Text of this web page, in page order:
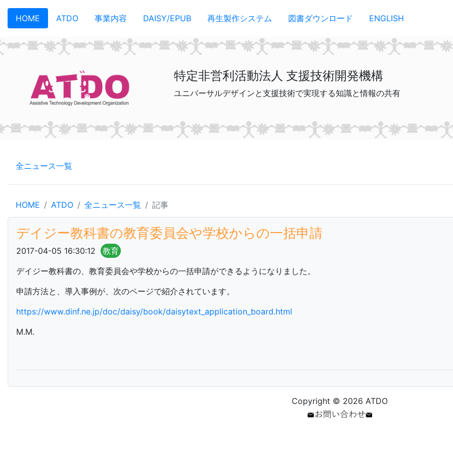
メインコンテンツへスキップ
HOME ATDO 事業内容 DAISY/EPUB 再生製作システム 図書ダウンロード ENGLISH
特定非営利活動法人 支援技術開発機構
ユニバーサルデザインと支援技術で実現する知識と情報の共有
全ニュース一覧
HOME ATDO 全ニュース一覧 記事
デイジー教科書の教育委員会や学校からの一括申請
2017-04-05 16:30:12
教育
デイジー教科書の、教育委員会や学校からの一括申請ができるようになりました。
申請方法と、導入事例が、次のページで紹介されています。
https://www.dinf.ne.jp/doc/daisy/book/daisytext_application_board.html
M.M.
Copyright © 2026 ATDO